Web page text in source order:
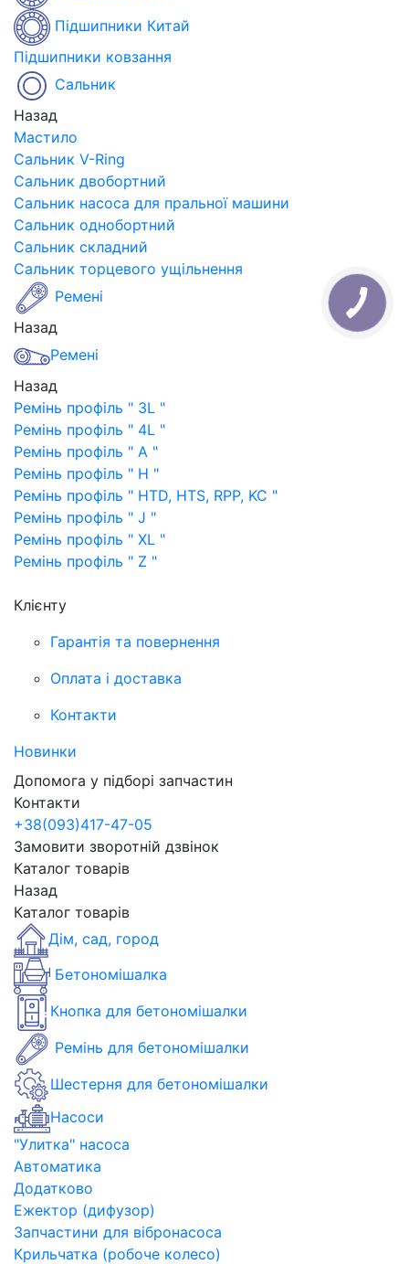
Підшипники Китай
Підшипники ковзання
Сальник
Назад
Мастило
Сальник V-Ring
Сальник двобортний
Сальник насоса для пральної машини
Сальник однобортний
Сальник складний
Сальник торцевого ущільнення
Ремені
Назад
Ремені
Назад
Ремінь профіль " 3L "
Ремінь профіль " 4L "
Ремінь профіль " A "
Ремінь профіль " H "
Ремінь профіль " HTD, HTS, RPP, KC "
Ремінь профіль " J "
Ремінь профіль " XL "
Ремінь профіль " Z "
Клієнту
Гарантія та повернення
Оплата і доставка
Контакти
Новинки
Допомога у підборі запчастин
Контакти
+38(093)417-47-05
Замовити зворотній дзвінок
Каталог товарів
Назад
Каталог товарів
Дім, сад, город
Бетономішалка
Кнопка для бетономішалки
Ремінь для бетономішалки
Шестерня для бетономішалки
Насоси
"Улитка" насоса
Автоматика
Додатково
Ежектор (дифузор)
Запчастини для вібронасоса
Крильчатка (робоче колесо)